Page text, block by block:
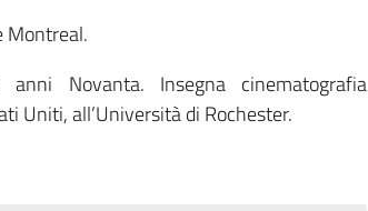
Montreal.
Novanta. Insegna cinematografia
Uniti, all’Università di Rochester.